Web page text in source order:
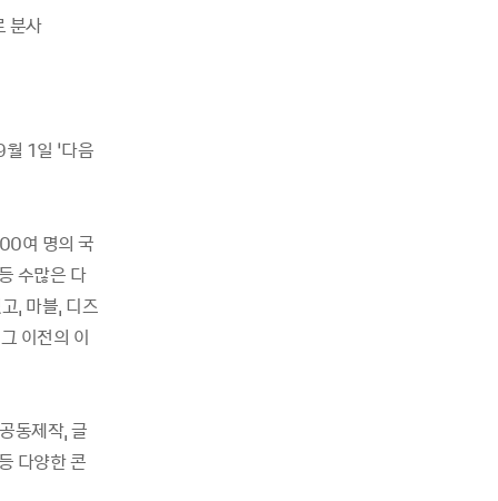
분사
1일 ‘다음
여 명의 국
수많은 다
, 마블, 디즈
이전의 이
동제작, 글
다양한 콘